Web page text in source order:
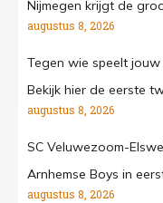
Nijmegen krijgt de
augustus 8, 2026
Tegen wie speelt
Bekijk hier de eerste
augustus 8, 2026
SC Veluwezoom-
Arnhemse Boys in
augustus 8, 2026